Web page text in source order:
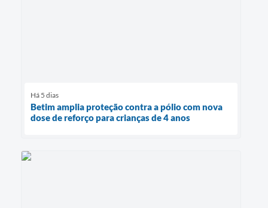
Há 5 dias
Betim amplia proteção contra a pólio com nova
dose de reforço para crianças de 4 anos